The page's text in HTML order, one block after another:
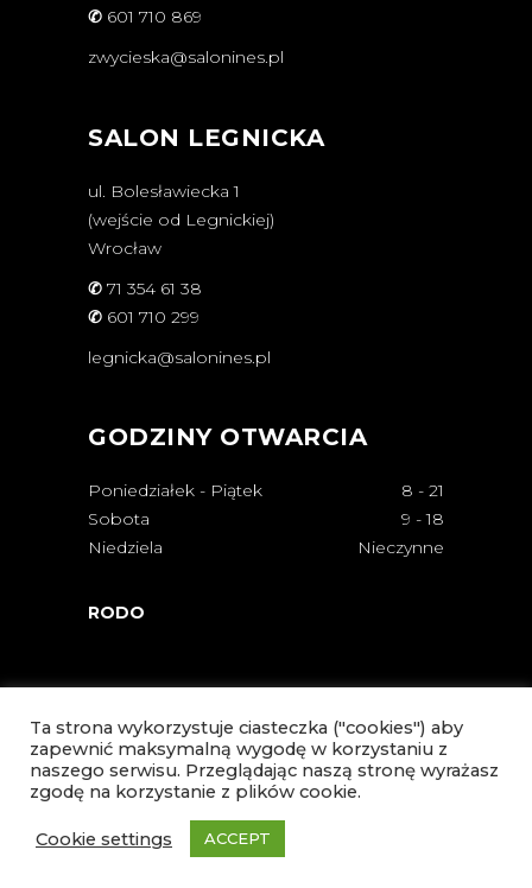
✆ 601 710 869
zwycieska@salonines.pl
SALON LEGNICKA
ul. Bolesławiecka 1
(wejście od Legnickiej)
Wrocław
✆ 71 354 61 38
✆ 601 710 299
legnicka@salonines.pl
GODZINY OTWARCIA
Poniedziałek - Piątek 8 - 21
Sobota
9 - 18
Niedziela
Nieczynne
RODO
© Copyright Salon Ines 2021
Ta strona wykorzystuje ciasteczka ("cookies") aby
zapewnić maksymalną wygodę w korzystaniu z
naszego serwisu. Przeglądając naszą stronę wyrażasz
zgodę na korzystanie z plików cookie.
Cookie settings ACCEPT